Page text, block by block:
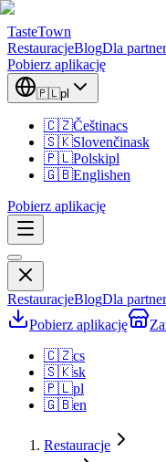
TasteTown
RestauracjeBlogDla
Pobierz aplikację
🇵🇱pl
🇨🇿Češtinacs
🇸🇰Slovenčinask
🇵🇱Polskipl
🇬🇧Englishen
Pobierz aplikację
RestauracjeBlogDla
Pobierz aplikację
🇨🇿cs
🇸🇰sk
🇵🇱pl
🇬🇧en
Restauracje